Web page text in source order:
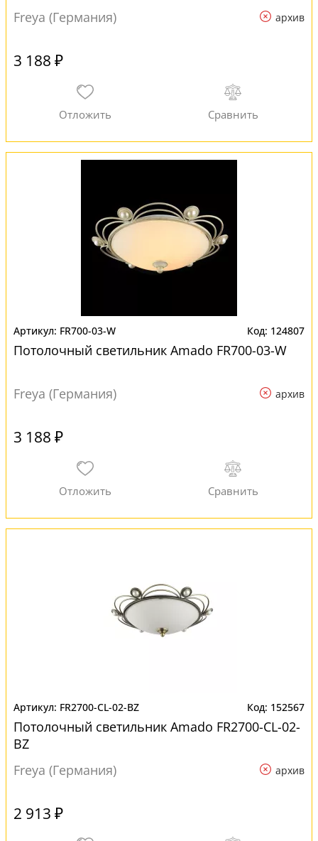
Freya (Германия) архив
3 188 ₽
FR700-03-W 124807
Потолочный светильник Amado FR700-03-W
Freya (Германия) архив
3 188 ₽
FR2700-CL-02-BZ 152567
Потолочный светильник Amado FR2700-CL-02-
BZ
Freya (Германия)
архив
2 913 ₽